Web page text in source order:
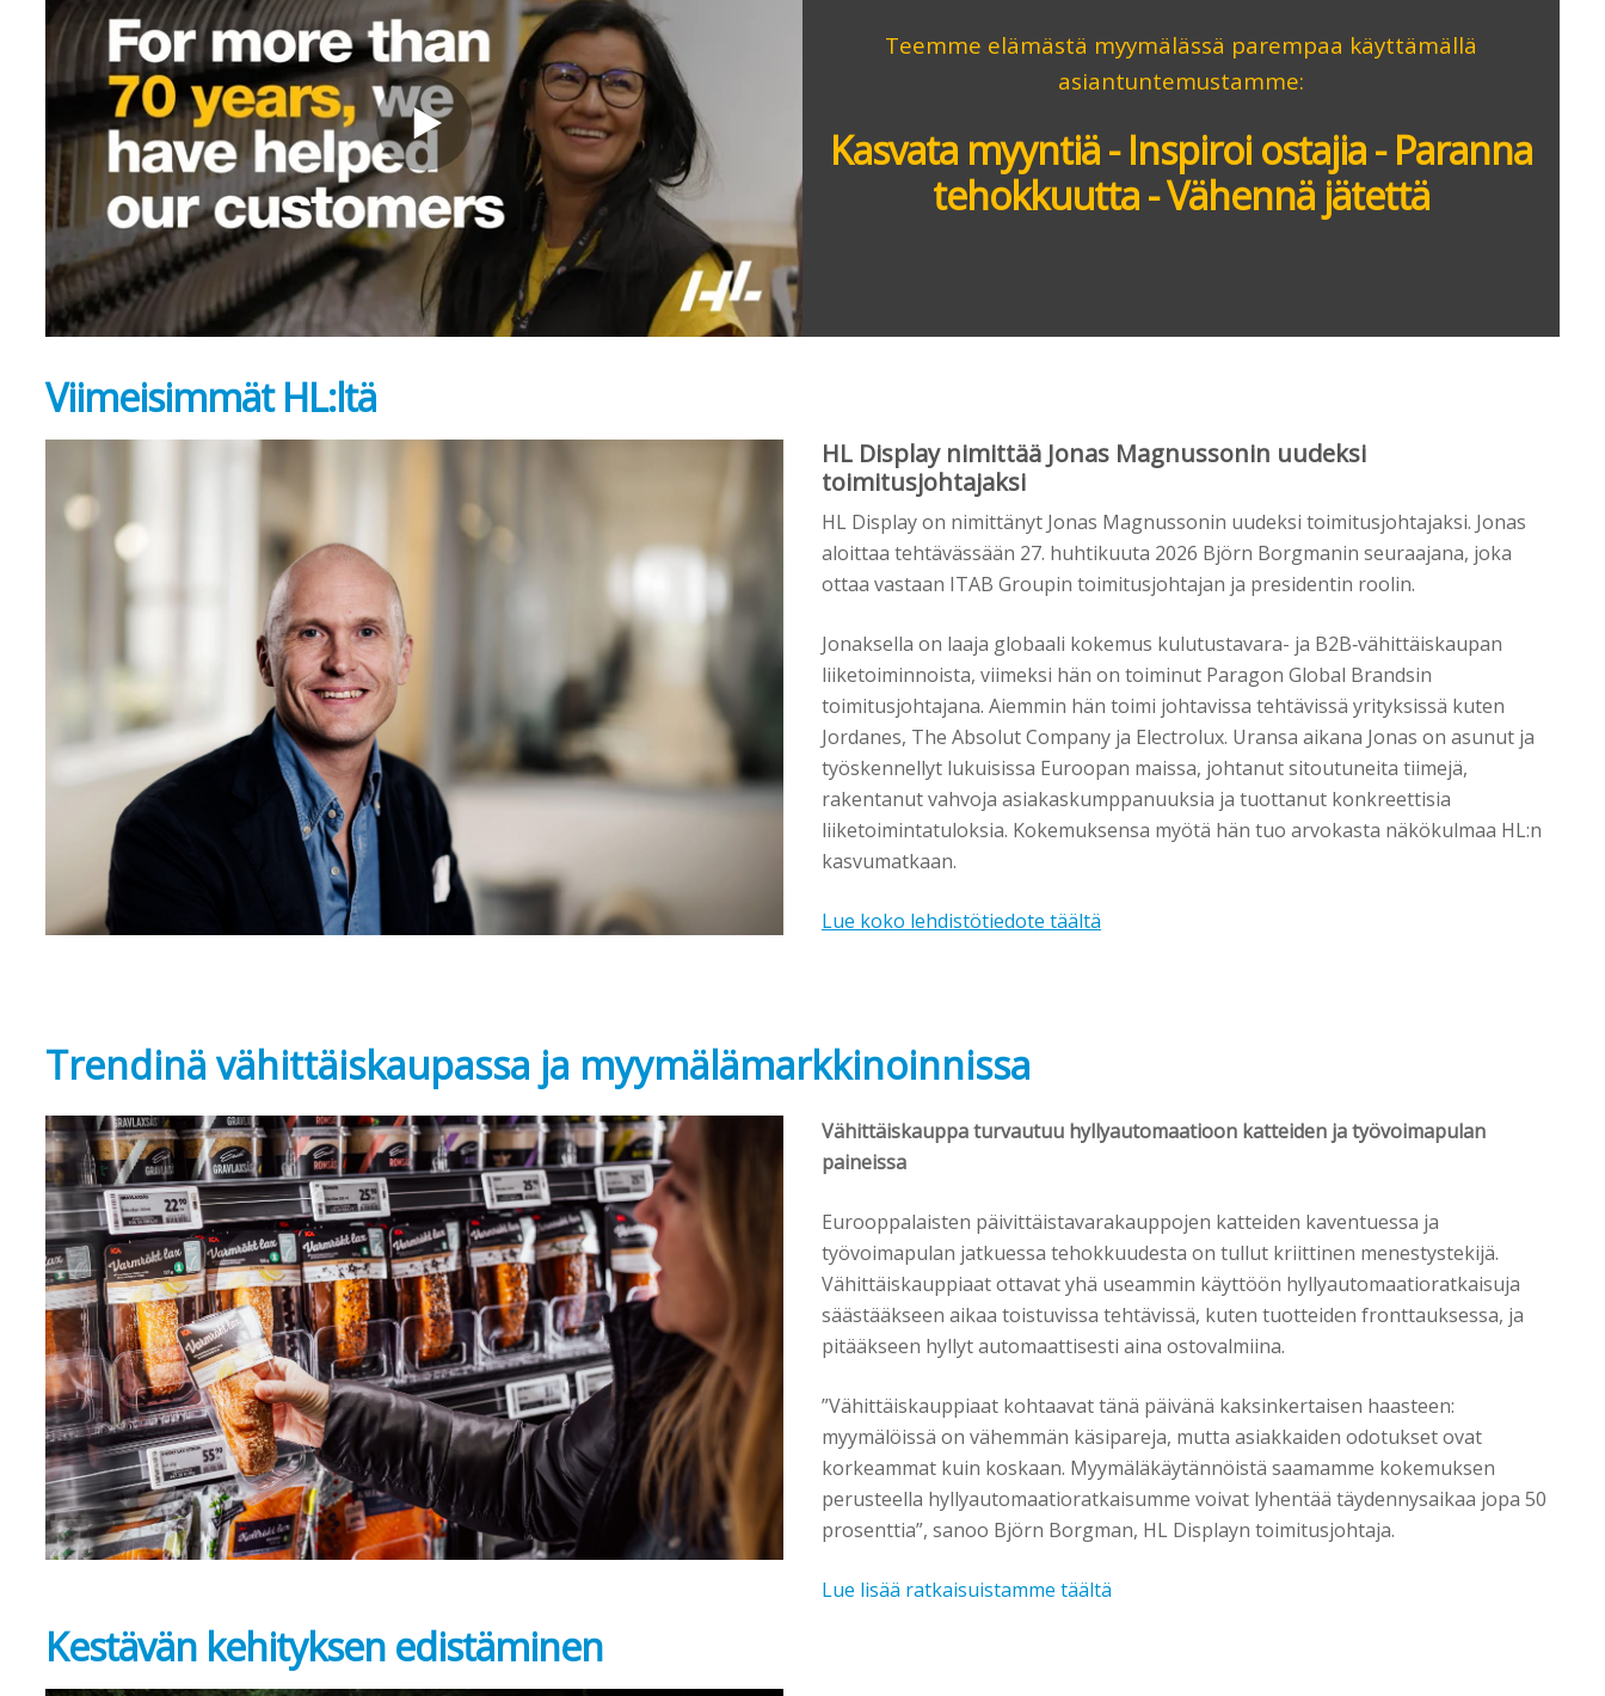
Teemme elämästä myymälässä parempaa käyttämällä
asiantuntemustamme:
Kasvata myyntiä - Inspiroi ostajia - Paranna
tehokkuutta - Vähennä jätettä
Viimeisimmät HL:ltä
HL Display nimittää Jonas Magnussonin uudeksi
toimitusjohtajaksi
HL Display on nimittänyt Jonas Magnussonin uudeksi toimitusjohtajaksi. Jonas
aloittaa tehtävässään 27. huhtikuuta 2026 Björn Borgmanin seuraajana, joka
ottaa vastaan ITAB Groupin toimitusjohtajan ja presidentin roolin.
Jonaksella on laaja globaali kokemus kulutustavara- ja B2B‑vähittäiskaupan
liiketoiminnoista, viimeksi hän on toiminut Paragon Global Brandsin
toimitusjohtajana. Aiemmin hän toimi johtavissa tehtävissä yrityksissä kuten
Jordanes, The Absolut Company ja Electrolux. Uransa aikana Jonas on asunut ja
työskennellyt lukuisissa Euroopan maissa, johtanut sitoutuneita tiimejä,
rakentanut vahvoja asiakaskumppanuuksia ja tuottanut konkreettisia
liiketoimintatuloksia. Kokemuksensa myötä hän tuo arvokasta näkökulmaa HL:n
kasvumatkaan.
Lue koko lehdistötiedote täältä
Trendinä vähittäiskaupassa ja myymälämarkkinoinnissa
Vähittäiskauppa turvautuu hyllyautomaatioon katteiden ja työvoimapulan
paineissa
Eurooppalaisten päivittäistavarakauppojen katteiden kaventuessa ja
työvoimapulan jatkuessa tehokkuudesta on tullut kriittinen menestystekijä.
Vähittäiskauppiaat ottavat yhä useammin käyttöön hyllyautomaatioratkaisuja
säästääkseen aikaa toistuvissa tehtävissä, kuten tuotteiden fronttauksessa, ja
pitääkseen hyllyt automaattisesti aina ostovalmiina.
”Vähittäiskauppiaat kohtaavat tänä päivänä kaksinkertaisen haasteen:
myymälöissä on vähemmän käsipareja, mutta asiakkaiden odotukset ovat
korkeammat kuin koskaan. Myymäläkäytännöistä saamamme kokemuksen
perusteella hyllyautomaatioratkaisumme voivat lyhentää täydennysaikaa jopa 50
prosenttia”, sanoo Björn Borgman, HL Displayn toimitusjohtaja.
Lue lisää ratkaisuistamme täältä
Kestävän kehityksen edistäminen